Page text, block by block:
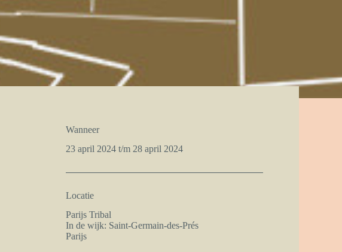
Wanneer
23 april 2024 t/m 28 april 2024
Locatie
Parijs Tribal
In de wijk: Saint-Germain-des-Prés
Parijs